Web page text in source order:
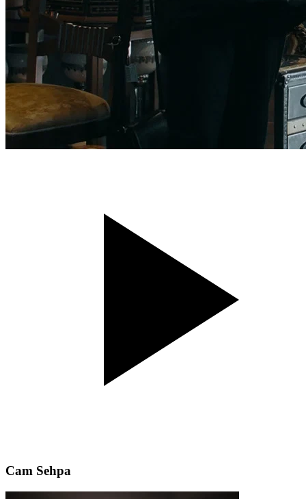
Cam Sehpa